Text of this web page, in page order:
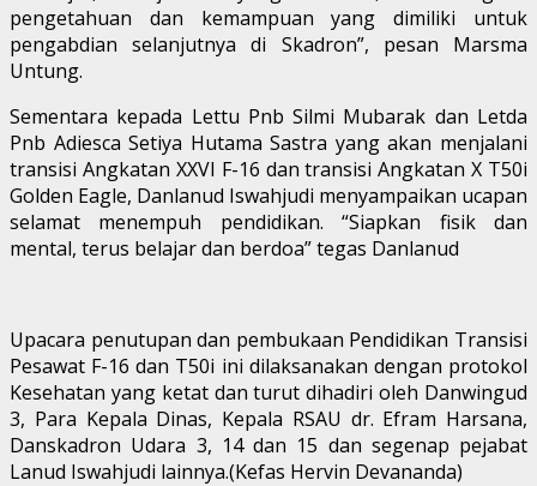
pengetahuan dan kemampuan yang dimiliki untuk
pengabdian selanjutnya di Skadron”, pesan Marsma
Untung.
Sementara kepada Lettu Pnb Silmi Mubarak dan Letda
Pnb Adiesca Setiya Hutama Sastra yang akan menjalani
transisi Angkatan XXVI F-16 dan transisi Angkatan X T50i
Golden Eagle, Danlanud Iswahjudi menyampaikan ucapan
selamat menempuh pendidikan. “Siapkan fisik dan
mental, terus belajar dan berdoa” tegas Danlanud
Upacara penutupan dan pembukaan Pendidikan Transisi
Pesawat F-16 dan T50i ini dilaksanakan dengan protokol
Kesehatan yang ketat dan turut dihadiri oleh Danwingud
3, Para Kepala Dinas, Kepala RSAU dr. Efram Harsana,
Danskadron Udara 3, 14 dan 15 dan segenap pejabat
Lanud Iswahjudi lainnya.(Kefas Hervin Devananda)